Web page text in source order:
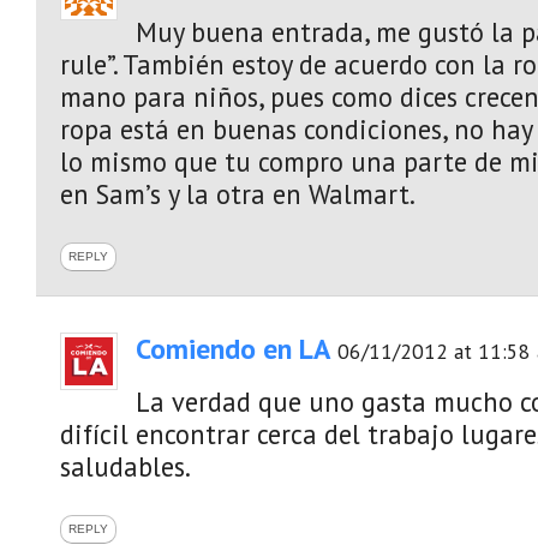
Muy buena entrada, me gustó la
rule”. También estoy de acuerdo con la
mano para niños, pues como dices
ropa está en buenas condiciones, no
lo mismo que tu compro una parte de
en Sam’s y la otra en Walmart.
REPLY
Comiendo en LA 06/11/2012 at 11:58
La verdad que uno gasta mucho
difícil encontrar cerca del trabajo
saludables.
REPLY